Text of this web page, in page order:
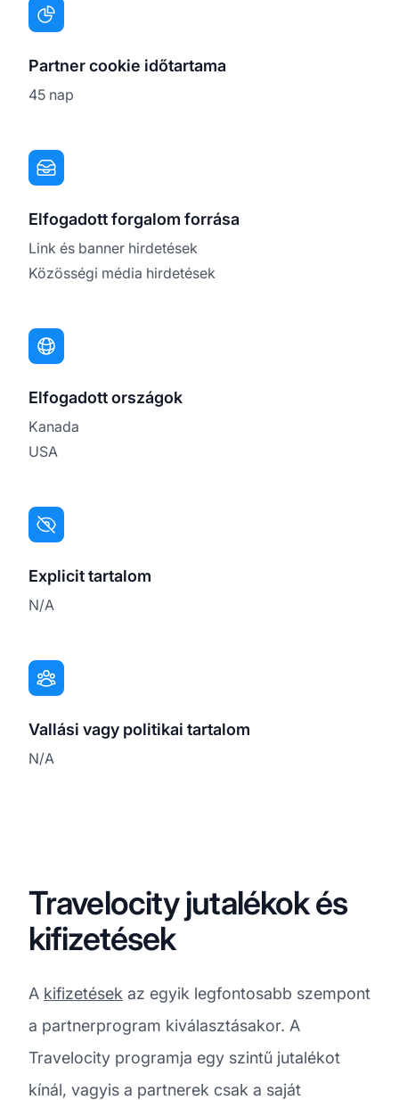
Partner cookie időtartama
45 nap
Elfogadott forgalom forrása
Link és banner hirdetések
Közösségi média hirdetések
Elfogadott országok
Kanada
USA
Explicit tartalom
N/A
Vallási vagy politikai tartalom
N/A
Travelocity jutalékok és
kifizetések
A kifizetések az egyik legfontosabb szempont
a partnerprogram kiválasztásakor. A
Travelocity programja egy szintű jutalékot
kínál, vagyis a partnerek csak a saját